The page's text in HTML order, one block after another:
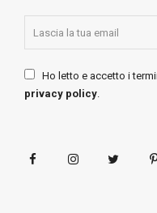
Ho letto e accetto i
privacy policy.